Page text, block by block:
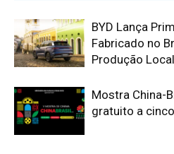
BYD Lança
Fabricado no
Produção Local
Mostra China-
gratuito a